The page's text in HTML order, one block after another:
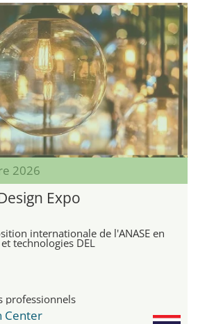
2026
Expo
internationale de l'ANASE en
technologies DEL
professionnels
Center